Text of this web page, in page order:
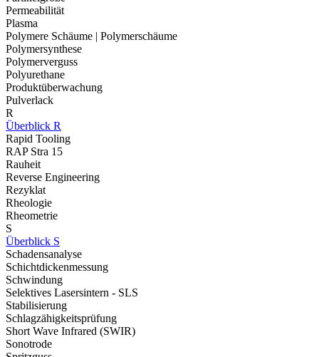
Permeabilität
Plasma
Polymere Schäume | Polymerschäume
Polymersynthese
Polymerverguss
Polyurethane
Produktüberwachung
Pulverlack
R
Überblick R
Rapid Tooling
RAP Stra 15
Rauheit
Reverse Engineering
Rezyklat
Rheologie
Rheometrie
S
Überblick S
Schadensanalyse
Schichtdickenmessung
Schwindung
Selektives Lasersintern - SLS
Stabilisierung
Schlagzähigkeitsprüfung
Short Wave Infrared (SWIR)
Sonotrode